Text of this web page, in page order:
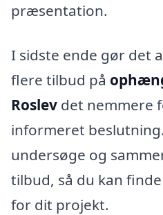
præsentation.
I sidste ende gør det
flere tilbud på
Roslev det nemmere
informeret
undersøge og
tilbud, så du kan
for dit projekt.